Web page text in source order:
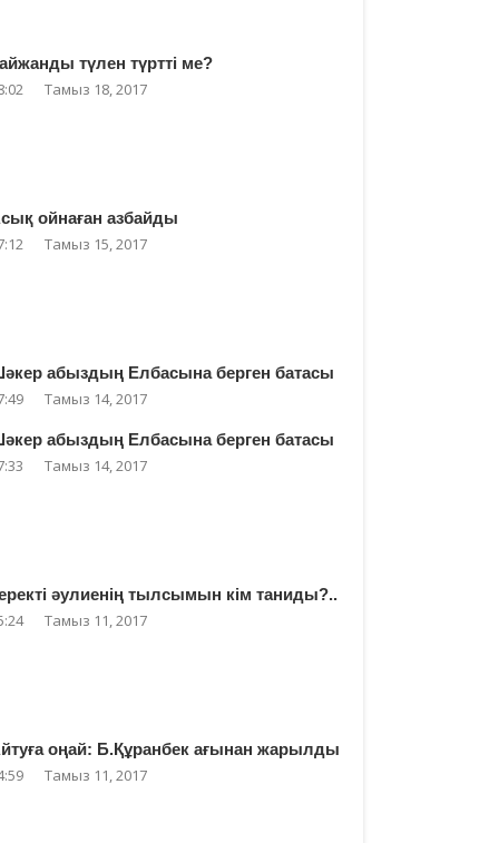
түлен түртті ме?
Тамыз 18, 2017
ойнаған азбайды
Тамыз 15, 2017
абыздың Елбасына берген батасы
Тамыз 14, 2017
абыздың Елбасына берген батасы
Тамыз 14, 2017
әулиенің тылсымын кім таниды?..
Тамыз 11, 2017
оңай: Б.Құранбек ағынан жарылды
Тамыз 11, 2017